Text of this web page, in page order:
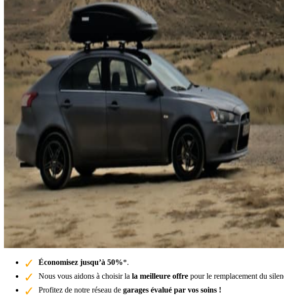
Économisez jusqu’à 50%*.
Nous vous aidons à choisir la la meilleure offre pour le remplacement du
Profitez de notre réseau de garages évalué par vos soins !